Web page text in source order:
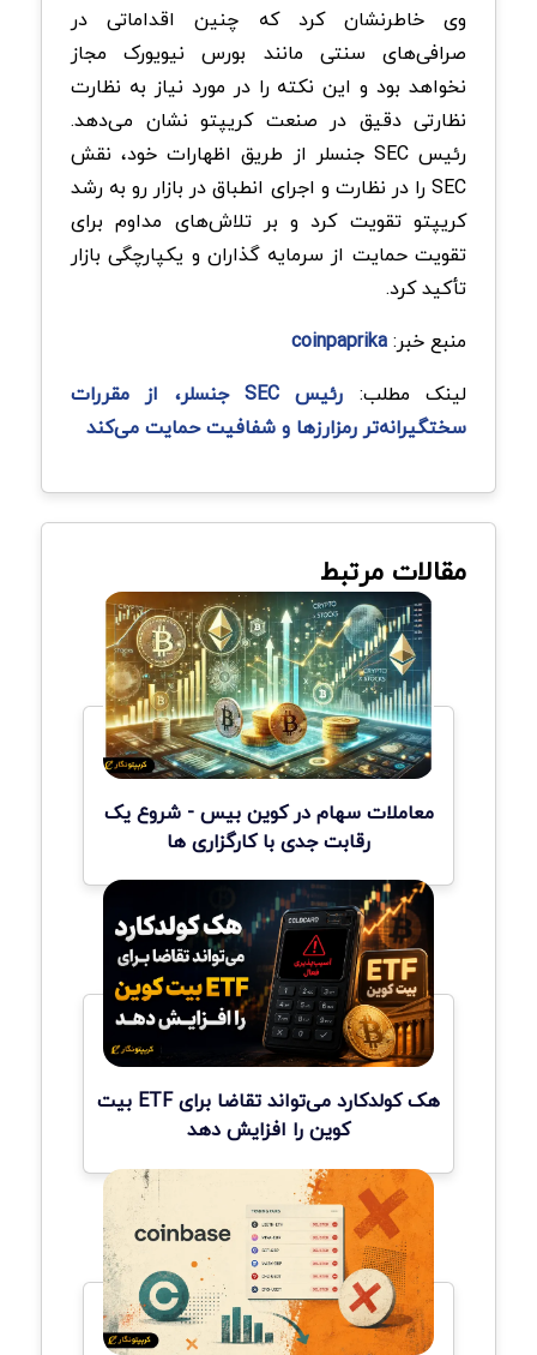
وی خاطرنشان کرد که چنین اقداماتی در
صرافی‌های سنتی مانند بورس نیویورک مجاز
نخواهد بود و این نکته را در مورد نیاز به نظارت
نظارتی دقیق در صنعت کریپتو نشان می‌دهد.
رئیس SEC جنسلر از طریق اظهارات خود، نقش
SEC را در نظارت و اجرای انطباق در بازار رو به رشد
کریپتو تقویت کرد و بر تلاش‌های مداوم برای
تقویت حمایت از سرمایه ‌گذاران و یکپارچگی بازار
تأکید کرد.
منبع خبر:coinpaprika
لینک مطلب:
رئیس SEC جنسلر، از مقررات
سختگیرانه‌تر رمزارزها و شفافیت حمایت می‌کند
مقالات مرتبط
معاملات سهام در کوین بیس - شروع یک
رقابت جدی با کارگزاری ها
هک کولدکارد می‌تواند تقاضا برای ETF بیت
کوین را افزایش دهد